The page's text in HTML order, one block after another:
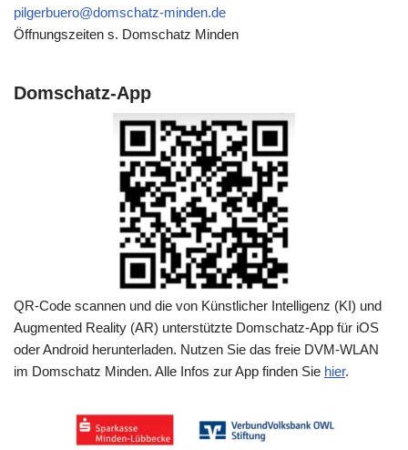
pilgerbuero@domschatz-minden.de
Öffnungszeiten s. Domschatz Minden
Domschatz-App
QR-Code scannen und die von Künstlicher Intelligenz (KI) und
Augmented Reality (AR) unterstützte Domschatz-App für iOS
oder Android herunterladen. Nutzen Sie das freie DVM-WLAN
im Domschatz Minden. Alle Infos zur App finden Sie hier.